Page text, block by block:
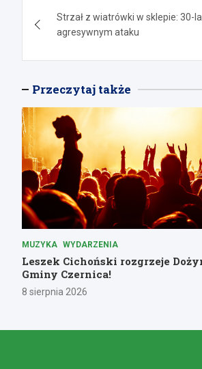
wpisu
Strzał z wiatrówki w sklepie: 30-
agresywnym ataku
Przeczytaj także
MUZYKA WYDARZENIA
Leszek Cichoński rozgrzeje
Gminy Czernica!
8 sierpnia 2026